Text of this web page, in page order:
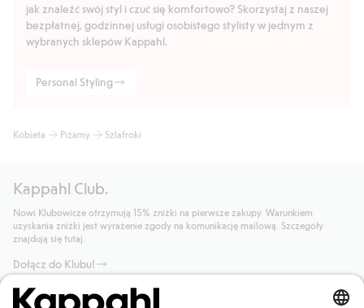
jak znaleźć swój styl i czuć się komfortowo? Skorzystaj z naszej
bezpłatnej, godzinnej usługi osobistego stylisty w jednym z
wybranych sklepów Kappahl.
Personal Styling
Kobieta Piżamy Szlafroki
Kappahl Club.
Nowi Klubowicze otrzymują 15% zniżki na pierwsze zakupy. Warunkiem
uzyskania zniżki jest wyrażenie zgody na komunikację mailową. Szczegóły
znajdują się tutaj.
Dołącz do Klubu!